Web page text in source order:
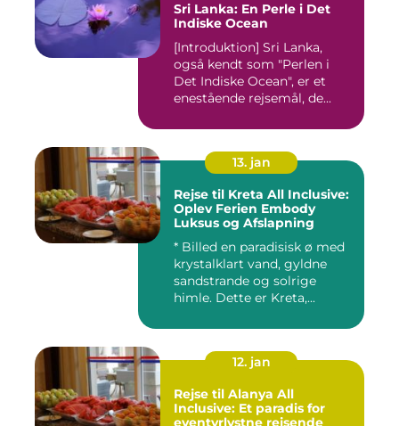
Sri Lanka: En Perle i Det
Indiske Ocean
[Introduktion] Sri Lanka,
også kendt som "Perlen i
Det Indiske Ocean", er et
enestående rejsemål, de...
13. jan
Rejse til Kreta All Inclusive:
Oplev Ferien Embody
Luksus og Afslapning
* Billed en paradisisk ø med
krystalklart vand, gyldne
sandstrande og solrige
himle. Dette er Kreta,...
12. jan
Rejse til Alanya All
Inclusive: Et paradis for
eventyrlystne rejsende